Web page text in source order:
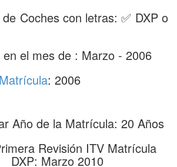
Coches con letras: ✅ DXP o
en el mes de : Marzo - 2006
: 2006
Año de la Matrícula: 20 Años
Revisión ITV Matrícula
DXP: Marzo 2010